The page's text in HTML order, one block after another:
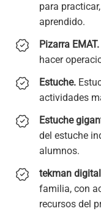
para
aprendido.
Pizarra EMAT.
hacer
Estuche.
actividades
Estuche
del estuche
alumnos.
tekman
familia, con
recursos del